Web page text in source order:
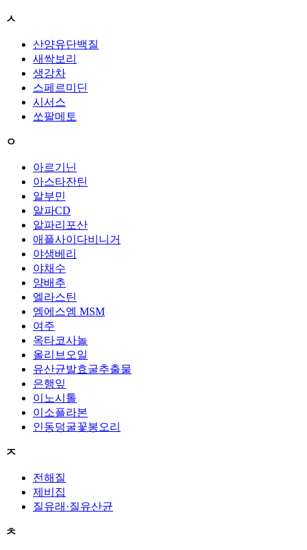
ㅅ
산양유단백질
새싹보리
생강차
스페르미딘
시서스
쏘팔메토
ㅇ
아르기닌
아스타잔틴
알부민
알파CD
알파리포산
애플사이다비니거
야생베리
야채수
양배추
엘라스틴
엠에스엠 MSM
여주
옥타코사놀
올리브오일
유산균발효굴추출물
은행잎
이노시톨
이소플라본
인동덩굴꽃봉오리
ㅈ
전해질
제비집
질유래·질유산균
ㅊ